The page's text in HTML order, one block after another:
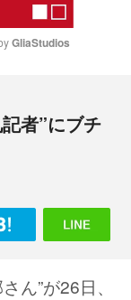
t
e
GliaStudios
者”にブチ
ん”が26日、